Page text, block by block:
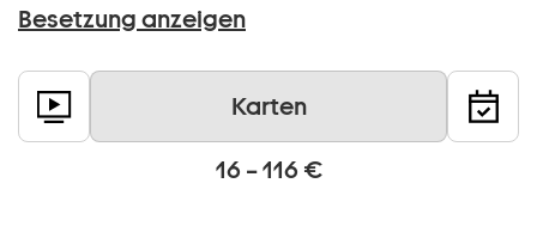
Besetzung anzeigen
Karten
16 – 116 €